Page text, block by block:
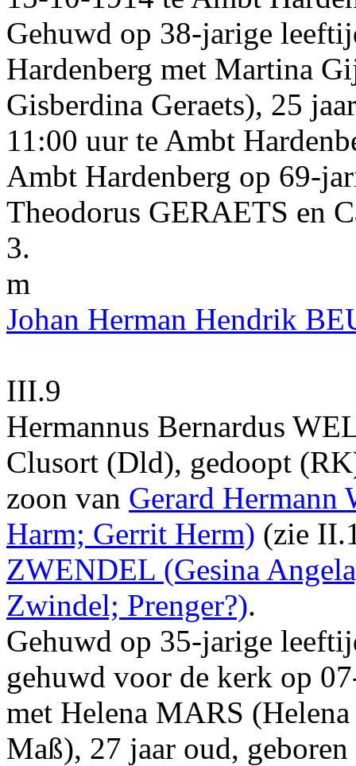
Gehuwd op 38-jarige
Hardenberg met Martina
Gisberdina Geraets), 25
11:00 uur te Ambt
Ambt Hardenberg op 69-
Theodorus GERAETS en
3.
m
Johan Herman Hendrik
III.9
Hermannus Bernardus
Clusort (Dld), gedoopt (RK
zoon van Gerard Hermann
Harm; Gerrit Herm) (zie
ZWENDEL (Gesina
Zwindel; Prenger?).
Gehuwd op 35-jarige
gehuwd voor de kerk op
met Helena MARS
Maß), 27 jaar oud,